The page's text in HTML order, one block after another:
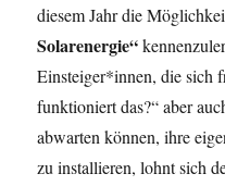
diesem Jahr die
Solarenergie“
Einsteiger*innen, die sich
funktioniert das?“ aber
abwarten können, ihre
zu installieren, lohnt sich